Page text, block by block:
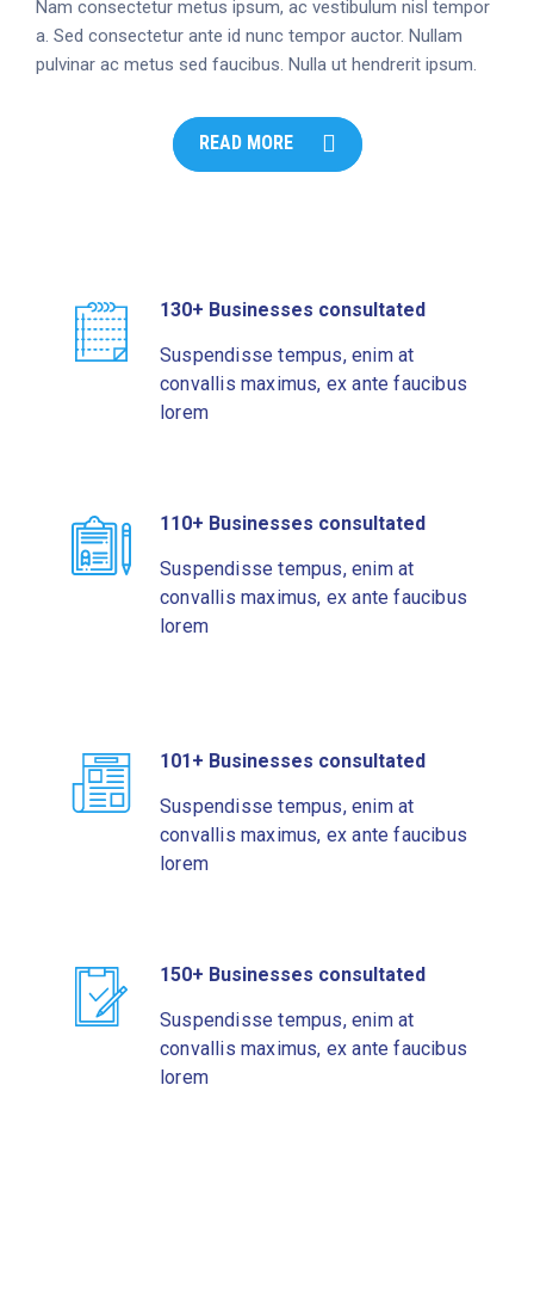
Nam consectetur metus ipsum, ac vestibulum nisl tempor
a. Sed consectetur ante id nunc tempor auctor. Nullam
pulvinar ac metus sed faucibus. Nulla ut hendrerit ipsum.
READ MORE
130+ Businesses consultated
Suspendisse tempus, enim at
convallis maximus, ex ante faucibus
lorem
110+ Businesses consultated
Suspendisse tempus, enim at
convallis maximus, ex ante faucibus
lorem
101+ Businesses consultated
Suspendisse tempus, enim at
convallis maximus, ex ante faucibus
lorem
150+ Businesses consultated
Suspendisse tempus, enim at
convallis maximus, ex ante faucibus
lorem